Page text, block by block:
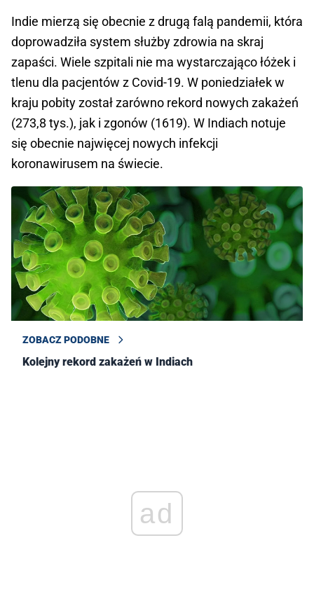
Indie mierzą się obecnie z drugą falą pandemii, która
doprowadziła system służby zdrowia na skraj
zapaści. Wiele szpitali nie ma wystarczająco łóżek i
tlenu dla pacjentów z Covid-19. W poniedziałek w
kraju pobity został zarówno rekord nowych zakażeń
(273,8 tys.), jak i zgonów (1619). W Indiach notuje
się obecnie najwięcej nowych infekcji
koronawirusem na świecie.
ZOBACZ PODOBNE
Kolejny rekord zakażeń w Indiach
ad